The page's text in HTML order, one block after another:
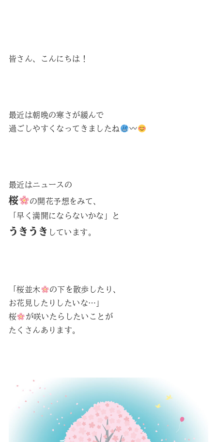
皆さん、こんにちは！
最近は朝晩の寒さが緩んで
過ごしやすくなってきましたね
最近はニュースの
桜
の開花予想をみて、
「早く満開にならないかな」と
うきうき しています。
「桜並木
の下を散歩したり、
お花見したりしたいな…」
桜
が咲いたらしたいことが
たくさんあります。